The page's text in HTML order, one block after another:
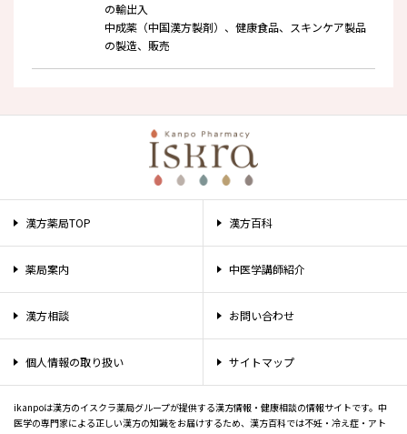
の輸出入
中成薬（中国漢方製剤）、健康食品、スキンケア製品
の製造、販売
漢方薬局TOP 漢方百科
薬局案内 中医学講師紹介
漢方相談 お問い合わせ
個人情報の取り扱い サイトマップ
ikanpoは漢方のイスクラ薬局グループが提供する漢方情報・健康相談の情報サイトです。中
医学の専門家による正しい漢方の知識をお届けするため、漢方百科では不妊・冷え症・アト